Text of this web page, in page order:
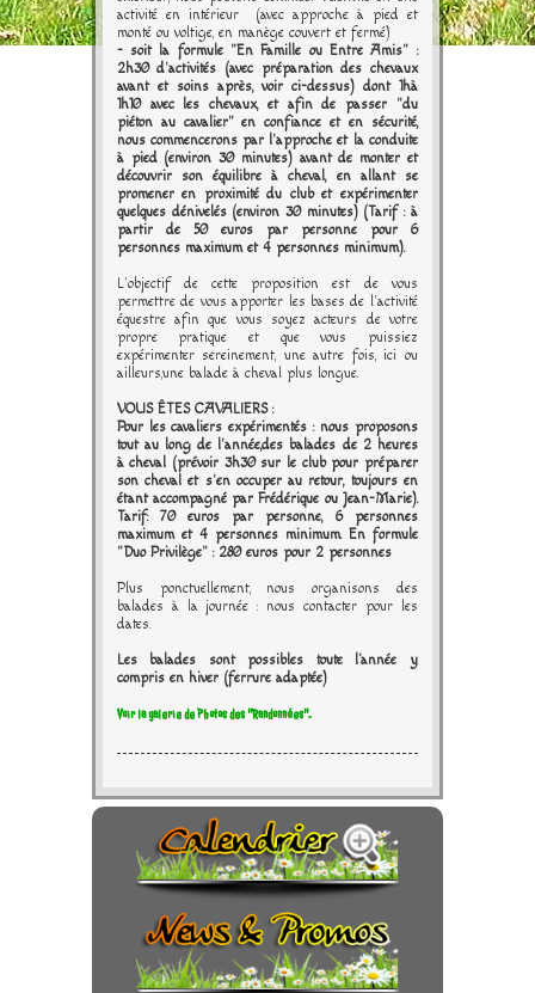
activité en intérieur (avec approche à pied et
monté ou voltige, en manège couvert et fermé)
- soit la formule "En Famille ou Entre Amis" :
2h30 d'activités (avec préparation des chevaux
avant et soins après, voir ci-dessus) dont 1hà
1h10 avec les chevaux, et afin de passer "du
piéton au cavalier" en confiance et en sécurité,
nous commencerons par l'approche et la conduite
à pied (environ 30 minutes) avant de monter et
découvrir son équilibre à cheval, en allant se
promener en proximité du club et expérimenter
quelques dénivelés (environ 30 minutes) (Tarif : à
partir de 50 euros par personne pour 6
personnes maximum et 4 personnes minimum).
L'objectif de cette proposition est de vous
permettre de vous apporter les bases de l'activité
équestre afin que vous soyez acteurs de votre
propre pratique et que vous puissiez
expérimenter sereinement, une autre fois, ici ou
ailleurs,une balade à cheval plus longue.
VOUS ÊTES CAVALIERS :
Pour les cavaliers expérimentés : nous proposons
tout au long de l'année,des balades de 2 heures
à cheval (prévoir 3h30 sur le club pour préparer
son cheval et s'en occuper au retour, toujours en
étant accompagné par Frédérique ou Jean-Marie).
Tarif: 70 euros par personne, 6 personnes
maximum et 4 personnes minimum. En formule
"Duo Privilège" : 280 euros pour 2 personnes
Plus ponctuellement, nous organisons des
balades à la journée : nous contacter pour les
dates.
Les balades sont possibles toute l’année y
compris en hiver (ferrure adaptée)
Voir la galerie de Photos des "Randonnées"..